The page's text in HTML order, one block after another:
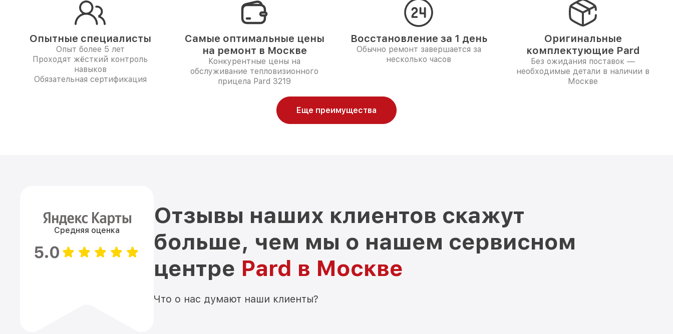
Опытные специалисты
Опыт более 5 лет
Проходят жёсткий контроль
навыков
Обязательная сертификация
Самые оптимальные цены
на ремонт в Москве
Конкурентные цены на
обслуживание тепловизионного
прицела Pard 3219
Восстановление за 1 день
Обычно ремонт завершается за
несколько часов
Оригинальные
комплектующие Pard
Без ожидания поставок —
необходимые детали в наличии в
Москве
Еще преимущества
Средняя оценка
5.0
Отзывы наших клиентов скажут
больше, чем мы о нашем сервисном
центре Pard в Москве
Что о нас думают наши клиенты?